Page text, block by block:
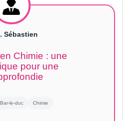
Sébastien
Chimie : une
pour une
Bar-le-duc Chimie